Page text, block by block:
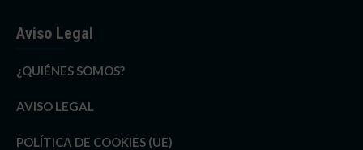
Aviso Legal
¿QUIÉNES SOMOS?
AVISO LEGAL
POLÍTICA DE COOKIES (UE)